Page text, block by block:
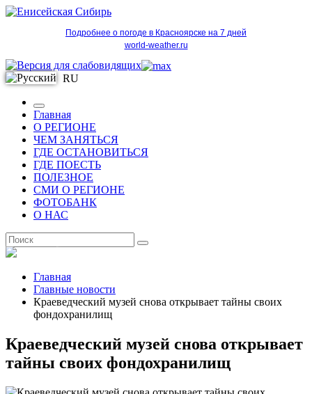
Подробнее о погоде в Красноярске на 7 дней
world-weather.ru
RU
Главная
О РЕГИОНЕ
ЧЕМ ЗАНЯТЬСЯ
ГДЕ ОСТАНОВИТЬСЯ
ГДЕ ПОЕСТЬ
ПОЛЕЗНОЕ
СМИ О РЕГИОНЕ
ФОТОБАНК
О НАС
Главная
Главные новости
Краеведческий музей снова открывает тайны своих
фондохранилищ
Краеведческий музей снова открывает
тайны своих фондохранилищ